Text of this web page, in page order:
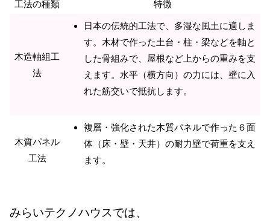
工法の種類
特徴
木造軸組工
法
日本の伝統的工法で、多湿な風土に適しま
す。木材で作った土台・柱・梁などを軸と
した骨組みで、屋根など上からの重みを支
えます。水平（横方向）の力には、壁に入
れた筋交いで抵抗します。
木質パネル
工法
複層・強化された木質パネルで作った６面
体（床・壁・天井）の耐力壁で荷重を支え
ます。
みらいテクノハウスでは、